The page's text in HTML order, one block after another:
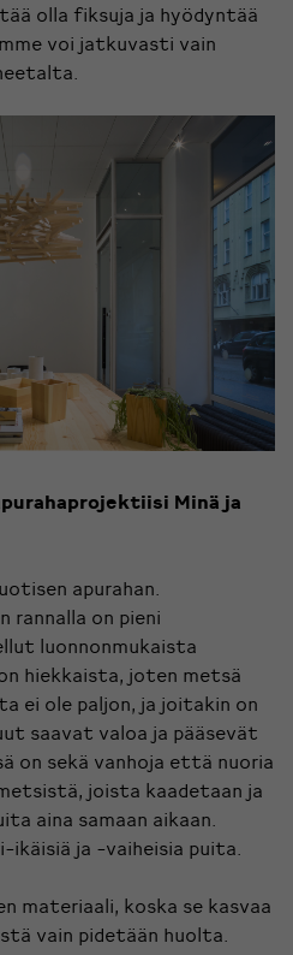
olla fiksuja ja hyödyntää
voi jatkuvasti vain
Minä ja
apurahan.
rannalla on pieni
luonnonmukaista
hiekkaista, joten metsä
ei ole paljon, ja joitakin on
saavat valoa ja pääsevät
on sekä vanhoja että nuoria
joista kaadetaan ja
aina samaan aikaan.
ikäisiä ja -vaiheisia puita.
materiaali, koska se kasvaa
vain pidetään huolta.